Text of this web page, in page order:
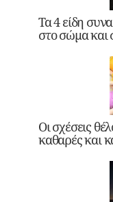
Τα 4 είδη
στο σώμα και
Οι σχέσεις
καθαρές και